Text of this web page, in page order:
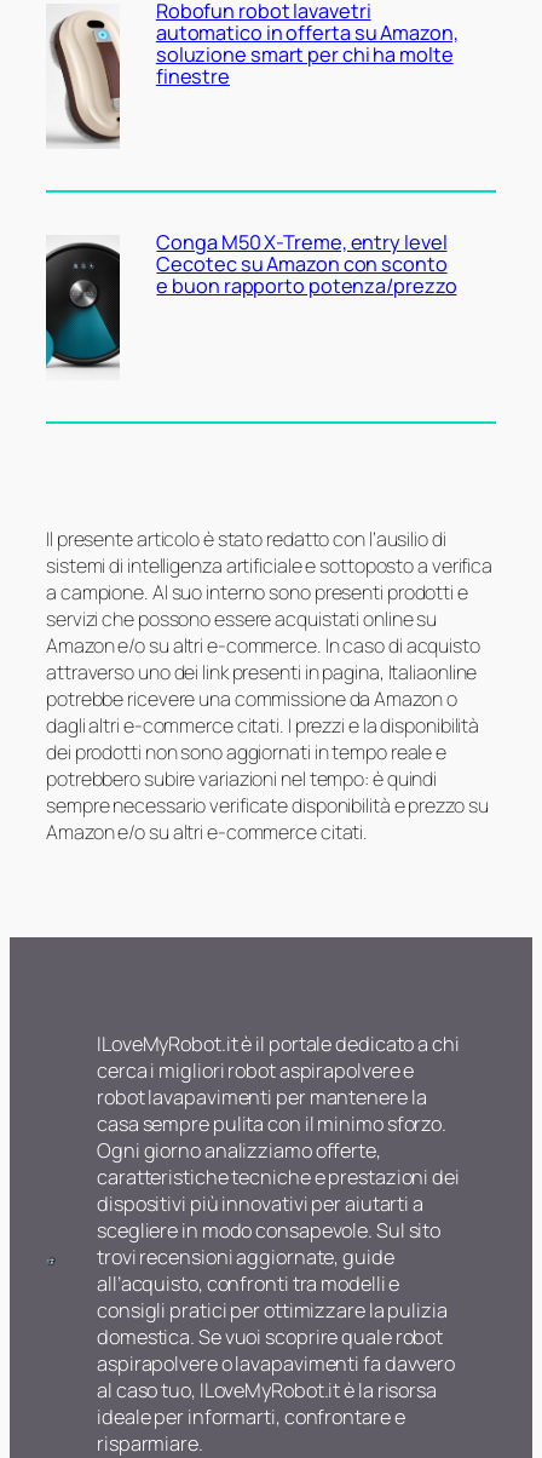
Robofun robot lavavetri
automatico in offerta su Amazon,
soluzione smart per chi ha molte
finestre
Conga M50 X-Treme, entry level
Cecotec su Amazon con sconto
e buon rapporto potenza/prezzo
Il presente articolo è stato redatto con l’ausilio di
sistemi di intelligenza artificiale e sottoposto a verifica
a campione. Al suo interno sono presenti prodotti e
servizi che possono essere acquistati online su
Amazon e/o su altri e-commerce. In caso di acquisto
attraverso uno dei link presenti in pagina, Italiaonline
potrebbe ricevere una commissione da Amazon o
dagli altri e-commerce citati. I prezzi e la disponibilità
dei prodotti non sono aggiornati in tempo reale e
potrebbero subire variazioni nel tempo: è quindi
sempre necessario verificate disponibilità e prezzo su
Amazon e/o su altri e-commerce citati.
ILoveMyRobot.it è il portale dedicato a chi
cerca i migliori robot aspirapolvere e
robot lavapavimenti per mantenere la
casa sempre pulita con il minimo sforzo.
Ogni giorno analizziamo offerte,
caratteristiche tecniche e prestazioni dei
dispositivi più innovativi per aiutarti a
scegliere in modo consapevole. Sul sito
trovi recensioni aggiornate, guide
all’acquisto, confronti tra modelli e
consigli pratici per ottimizzare la pulizia
domestica. Se vuoi scoprire quale robot
aspirapolvere o lavapavimenti fa davvero
al caso tuo, ILoveMyRobot.it è la risorsa
ideale per informarti, confrontare e
risparmiare.